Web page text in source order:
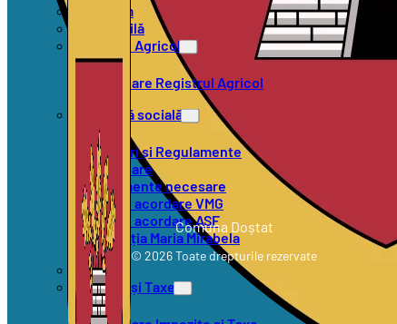
Urbanism
Stare Civilă
Registrul Agricol
Formulare Registrul Agricol
Asistență socială
Hotărâri și Regulamente
Formulare
Documente necesare
Criterii acordare VMG
Criterii acordare ASF
Asociația Maria Mirabela
SVSU
Impozite și Taxe
Comuna Doștat
© 2026 Toate drepturile rezervate